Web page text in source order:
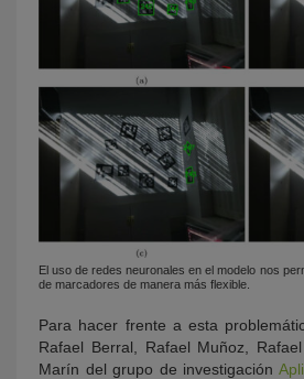
El uso de redes neuronales en el modelo nos
de marcadores de manera más flexible.
Para hacer frente a esta
Rafael Berral, Rafael Muñoz,
Marín del grupo de investigación